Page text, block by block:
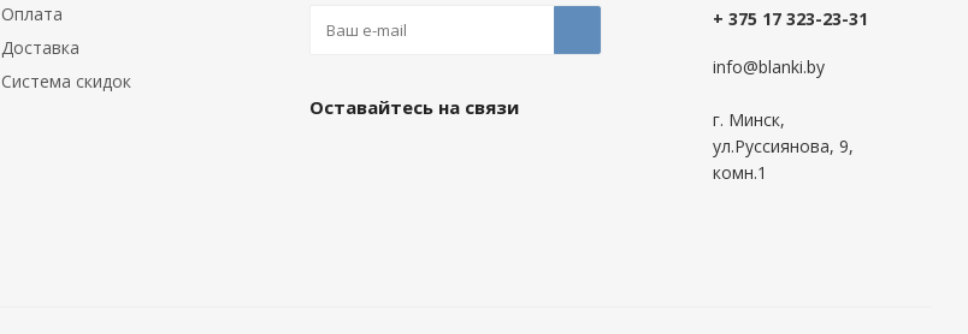
Оплата
Доставка
Система скидок
Оставайтесь на связи
+ 375 17 323-23-31
info@blanki.by
г. Минск,
ул.Руссиянова, 9,
комн.1